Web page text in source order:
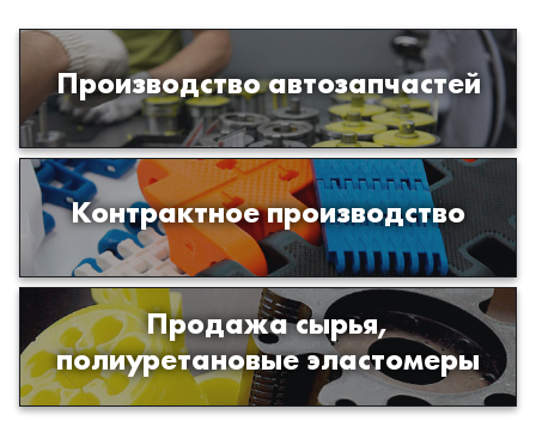
Производство автозапчастей
Разработка и производство деталей
из эластомеров для подвески
автомобиля
Контрактное производство
Производство изделий из пластиков
и полимеров по образцам либо
чертежам заказчика
Продажа сырья,
полиуретановые эластомеры
Продажа сырья для производства
изделий из полиуретана